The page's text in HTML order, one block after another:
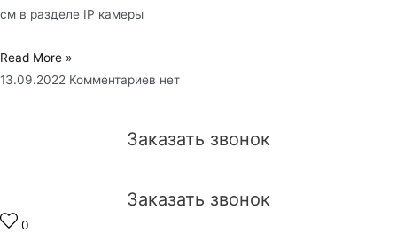
см в разделе IP камеры
Read More »
13.09.2022 Комментариев нет
Заказать звонок
Заказать звонок
0